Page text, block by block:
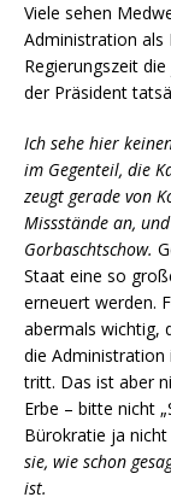
Viele sehen
Administration als
Regierungszeit
der Präsident
Ich sehe hier
im Gegenteil, die
zeugt gerade von
Missstände an,
Gorbaschtschow.
Staat eine so
erneuert werden.
abermals wichtig,
die
tritt. Das ist aber
Erbe – bitte nicht
Bürokratie ja
sie, wie schon
ist.